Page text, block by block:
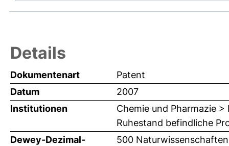
Details
Dokumentenart
Patent
Datum
2007
Institutionen
Chemie und Pharmazie
Ruhestand befindliche
Dewey-Dezimal-
500